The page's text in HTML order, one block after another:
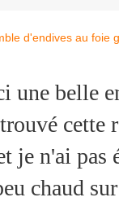
une belle
cette
je n'ai pas
chaud